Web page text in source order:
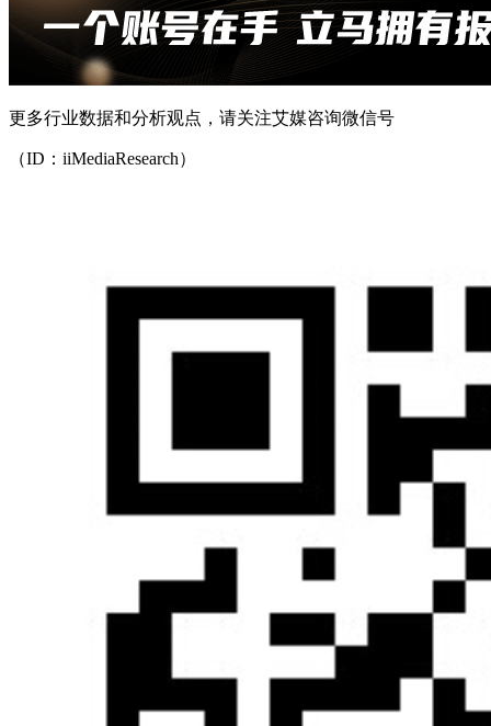
更多行业数据和分析观点，请关注艾媒咨询微信号
（ID：iiMediaResearch）